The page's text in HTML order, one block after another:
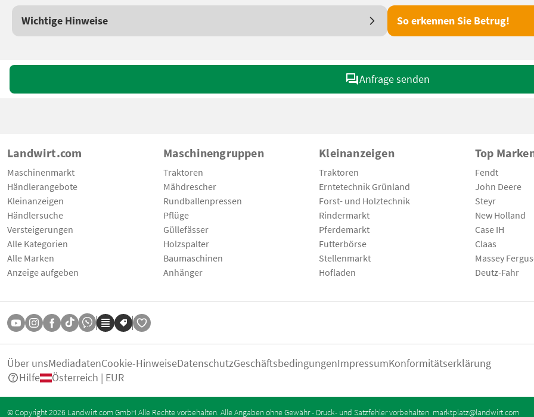
Wichtige Hinweise So erkennen Sie Betrug!
Anfrage senden
Landwirt.com
Maschinenmarkt
Händlerangebote
Kleinanzeigen
Händlersuche
Versteigerungen
Alle Kategorien
Alle Marken
Anzeige aufgeben
Maschinengruppen
Traktoren
Mähdrescher
Rundballenpressen
Pflüge
Güllefässer
Holzspalter
Baumaschinen
Anhänger
Kleinanzeigen
Traktoren
Erntetechnik Grünland
Forst- und Holztechnik
Rindermarkt
Pferdemarkt
Futterbörse
Stellenmarkt
Hofladen
Top
Fendt
John Deere
Steyr
New Holland
Case IH
Claas
Massey
Deutz-Fahr
Über unsMediadatenCookie-HinweiseDatenschutzGeschäftsbedingungenImpressumKonformitätserklärung
Hilfe
Österreich | EUR
© Copyright 2026 Landwirt.com GmbH Alle Rechte vorbehalten. Alle Angaben ohne Gewähr - Druck- und Satzfehler vorbehalten. marktplatz@landwirt.com